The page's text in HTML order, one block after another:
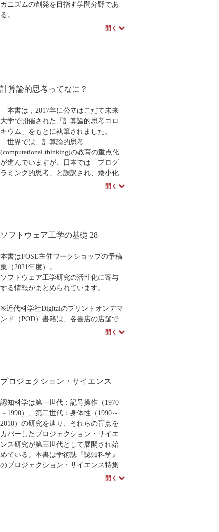
カニズムの創発を目指す学問分野であ
る。
NCシリーズ第7巻となる本書は、「触
算についての解説もあり、計算につい
の一冊。
開く
計算論的思考ってなに？
本書は，2017年に公立はこだて未来
大学で開催された「計算論的思考コロ
キウム」をもとに執筆されました。
世界では、計算論的思考
(computational thinking)の教育の重点化
が進んでいますが、日本では「プログ
ラミング的思考」と誤訳され、矮小化
されて取り入れられてしまっていま
ィストのように考える思考法は、コン
中に広く浸透してきました。いまや、
あらゆる分野領域のリテラシーとして
重要であり、日常生活をも賢く過ごす
術となります。巻末には原点となった
再掲。21世紀のリテラシーと言える計
算論的思考について改めて議論を深
開く
ソフトウェア工学の基礎 28
本書はFOSE主催ワークショップの予稿
集（2021年度）。
ソフトウェア工学研究の活性化に寄与
する情報がまとめられています。
※近代科学社Digitalのプリントオンデマ
ンド（POD）書籍は、各書店の店舗で
もご注文いただけます。受注生産とな
開く
プロジェクション・サイエンス
認知科学は第一世代：記号操作（1970
～1990）、第二世代：身体性（1990～
2010）の研究を辿り、それらの盲点を
カバーしたプロジェクション・サイエ
ンス研究が第三世代として展開され始
めている。本書は学術誌『認知科学』
のプロジェクション・サイエンス特集
に大幅加筆し、再編集したものであ開く